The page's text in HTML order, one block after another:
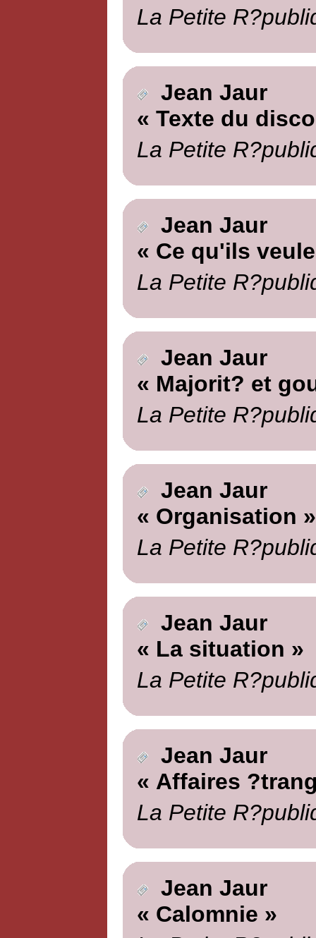
La Petite
Jean Jaur
« Texte du
La Petite
Jean Jaur
« Ce qu'ils
La Petite
Jean Jaur
« Majorit? et
La Petite
Jean Jaur
« Organisation »
La Petite
Jean Jaur
« La situation »
La Petite
Jean Jaur
« Affaires
La Petite
Jean Jaur
« Calomnie »